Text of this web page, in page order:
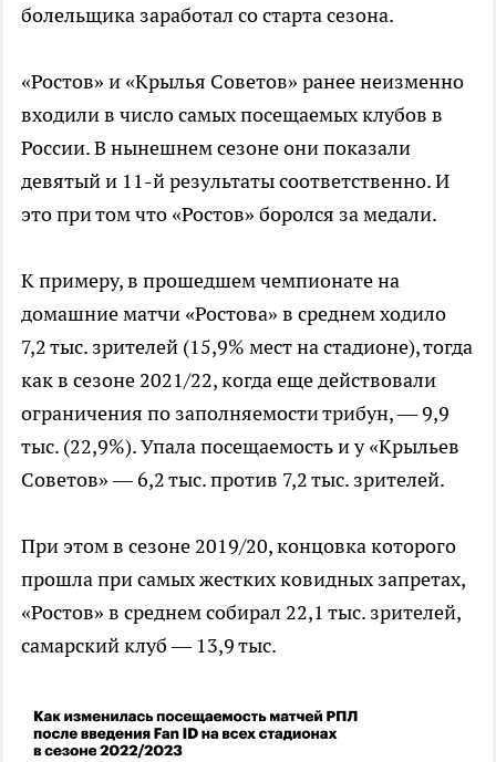
болельщика заработал со старта сезона.
«Ростов» и «Крылья Советов» ранее неизменно
входили в число самых посещаемых клубов в
России. В нынешнем сезоне они показали
девятый и 11-й результаты соответственно. И
это при том что «Ростов» боролся за медали.
К примеру, в прошедшем чемпионате на
домашние матчи «Ростова» в среднем ходило
7,2 тыс. зрителей (15,9% мест на стадионе), тогда
как в сезоне 2021/22, когда еще действовали
ограничения по заполняемости трибун, — 9,9
тыс. (22,9%). Упала посещаемость и у «Крыльев
Советов» — 6,2 тыс. против 7,2 тыс. зрителей.
При этом в сезоне 2019/20, концовка которого
прошла при самых жестких ковидных запретах,
«Ростов» в среднем собирал 22,1 тыс. зрителей,
самарский клуб — 13,9 тыс.